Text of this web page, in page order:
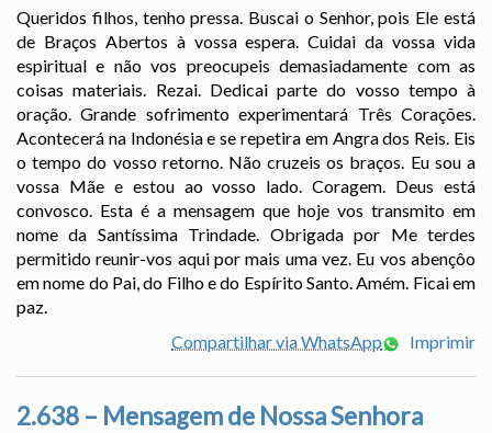
Queridos filhos, tenho pressa. Buscai o Senhor, pois Ele está
de Braços Abertos à vossa espera. Cuidai da vossa vida
espiritual e não vos preocupeis demasiadamente com as
coisas materiais. Rezai. Dedicai parte do vosso tempo à
oração. Grande sofrimento experimentará Três Corações.
Acontecerá na Indonésia e se repetira em Angra dos Reis. Eis
o tempo do vosso retorno. Não cruzeis os braços. Eu sou a
vossa Mãe e estou ao vosso lado. Coragem. Deus está
convosco. Esta é a mensagem que hoje vos transmito em
nome da Santíssima Trindade. Obrigada por Me terdes
permitido reunir-vos aqui por mais uma vez. Eu vos abençôo
em nome do Pai, do Filho e do Espírito Santo. Amém. Ficai em
paz.
Compartilhar via WhatsApp
Imprimir
2.638 – Mensagem de Nossa Senhora